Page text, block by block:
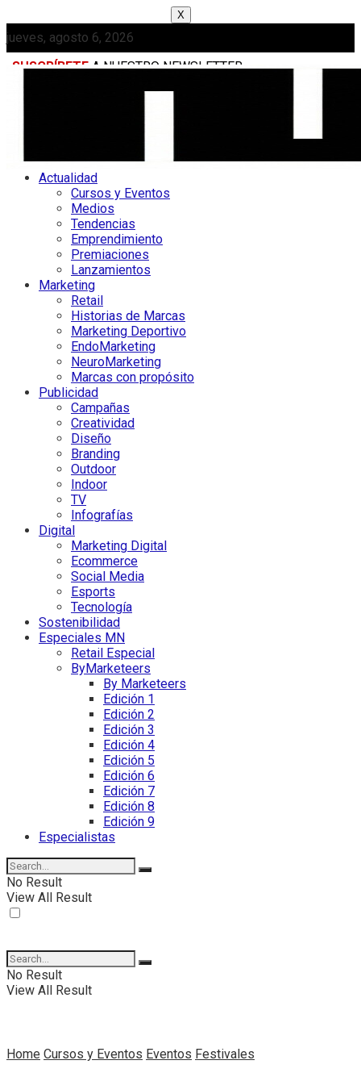
X
jueves, agosto 6, 2026
SUSCRÍBETE A NUESTRO NEWSLETTER
Actualidad
Cursos y Eventos
Medios
Tendencias
Emprendimiento
Premiaciones
Lanzamientos
Marketing
Retail
Historias de Marcas
Marketing Deportivo
EndoMarketing
NeuroMarketing
Marcas con propósito
Publicidad
Campañas
Creatividad
Diseño
Branding
Outdoor
Indoor
TV
Infografías
Digital
Marketing Digital
Ecommerce
Social Media
Esports
Tecnología
Sostenibilidad
Especiales MN
Retail Especial
ByMarketeers
By Marketeers
Edición 1
Edición 2
Edición 3
Edición 4
Edición 5
Edición 6
Edición 7
Edición 8
Edición 9
Especialistas
No Result
View All Result
No Result
View All Result
Home Cursos y Eventos Eventos Festivales